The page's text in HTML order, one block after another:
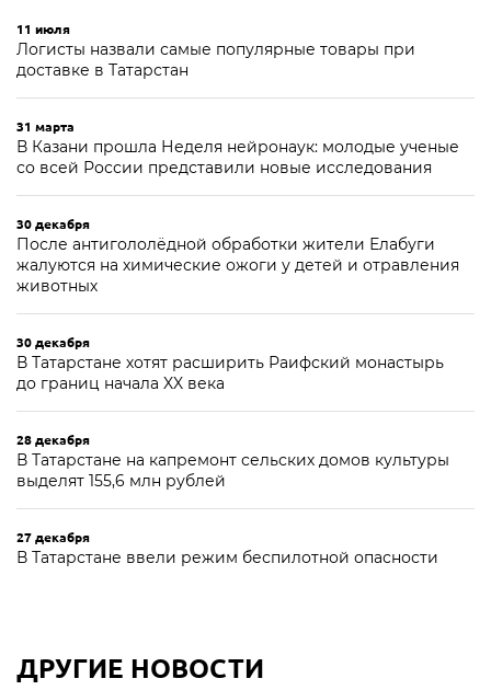
11 июля
Логисты назвали самые популярные товары при
доставке в Татарстан
31 марта
В Казани прошла Неделя нейронаук: молодые ученые
со всей России представили новые исследования
30 декабря
После антигололёдной обработки жители Елабуги
жалуются на химические ожоги у детей и отравления
животных
30 декабря
В Татарстане хотят расширить Раифский монастырь
до границ начала XX века
28 декабря
В Татарстане на капремонт сельских домов культуры
выделят 155,6 млн рублей
27 декабря
В Татарстане ввели режим беспилотной опасности
ДРУГИЕ НОВОСТИ